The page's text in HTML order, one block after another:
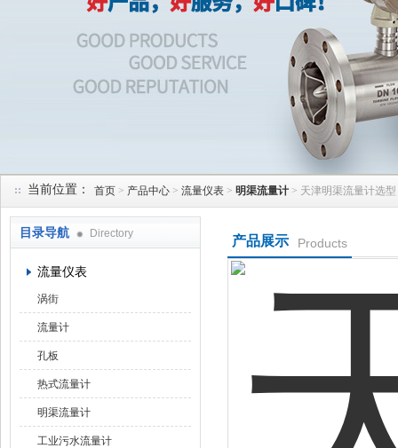
当前位置： 首页 > 产品中心 > 流量仪表 > 明渠流量计 > 天津明渠流量计选型
目录导航 Directory
流量仪表
涡街
流量计
孔板
热式流量计
明渠流量计
工业污水流量计
产品展示 Products